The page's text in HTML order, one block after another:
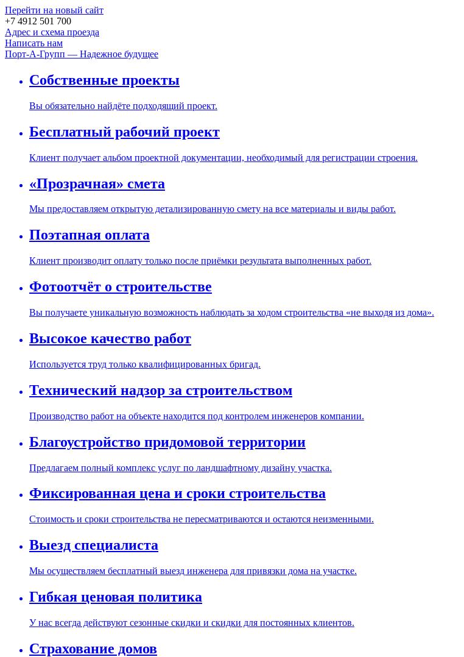
Перейти на новый сайт
+7 4912 501 700
Адрес и схема проезда
Написать нам
Порт-А-Групп — Надежное будущее
Собственные проекты
Вы обязательно найдёте подходящий проект.
Бесплатный рабочий проект
Клиент получает альбом проектной документации, необходимый для регистрации строения.
«Прозрачная» смета
Мы предоставляем открытую детализированную смету на все материалы и виды работ.
Поэтапная оплата
Клиент производит оплату только после приёмки результата выполненных работ.
Фотоотчёт о строительстве
Вы получаете уникальную возможность наблюдать за ходом строительства «не выходя из дома».
Высокое качество работ
Используется труд только квалифицированных бригад.
Технический надзор за строительством
Производство работ на объекте находится под контролем инженеров компании.
Благоустройство придомовой территории
Предлагаем полный комплекс услуг по ландшафтному дизайну участка.
Фиксированная цена и сроки строительства
Стоимость и сроки строительства не пересматриваются и остаются неизменными.
Выезд специалиста
Мы осуществляем бесплатный выезд инженера для привязки дома на участке.
Гибкая ценовая политика
У нас всегда действуют сезонные скидки и скидки для постоянных клиентов.
Страхование домов